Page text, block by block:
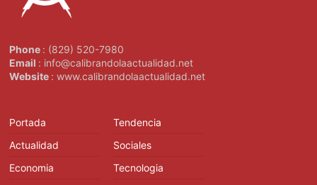
Phone : (829) 520-7980
Email : info@calibrandolaactualidad.net
Website : www.calibrandolaactualidad.net
Portada
Actualidad
Economia
Tendencia
Sociales
Tecnologia